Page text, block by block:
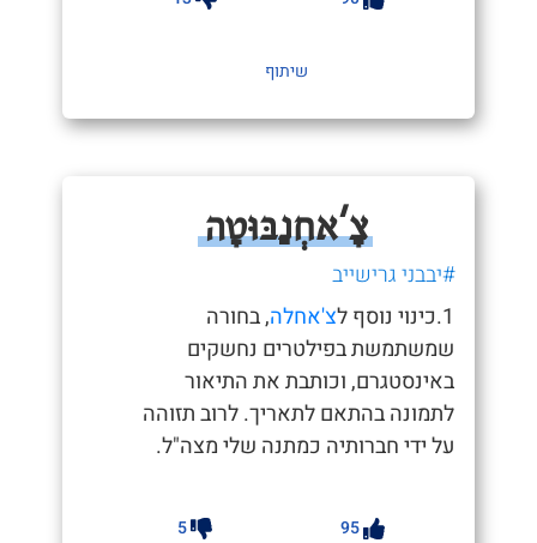
שיתוף
צָ'אחְנַבּוּטָה
#יבבני גרישייב
1.כינוי נוסף ל
צ'אחלה, בחורה
שמשתמשת בפילטרים נחשקים
באינסטגרם, וכותבת את התיאור
לתמונה בהתאם לתאריך. לרוב תזוהה
על ידי חברותיה כמתנה שלי מצה"ל.
95
5